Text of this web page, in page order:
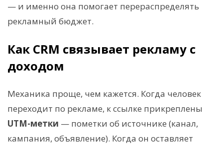
— и именно она помогает перераспределять
рекламный бюджет.
Как CRM связывает рекламу с
доходом
Механика проще, чем кажется. Когда человек
переходит по рекламе, к ссылке прикреплены
UTM-метки — пометки об источнике (канал,
кампания, объявление). Когда он оставляет